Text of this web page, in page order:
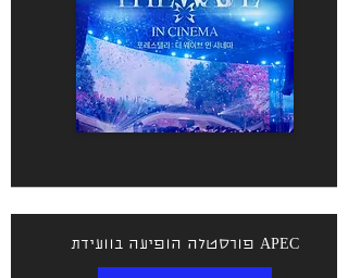
פורסטלה הופיעה בוועידת APEC